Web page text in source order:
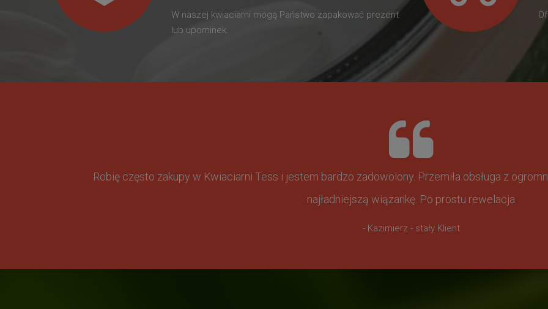
W naszej kwiaciarni mogą Państwo zapakować prezent
lub upominek.
Robię często zakupy w Kwiaciarni Tess i jestem bardzo zadowolony. Przemiła obsługa z
najładniejszą wiązankę. Po prostu rewelacja
- Kazimierz - stały Klient